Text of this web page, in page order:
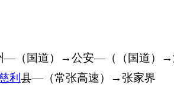
国道）→公安—（（国道）→
利 县—（常张高速）→张家界